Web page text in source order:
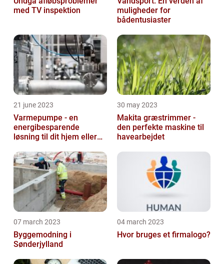
med TV inspektion
muligheder for
bådentusiaster
21 june 2023
Varmepumpe - en
energibesparende
løsning til dit hjem eller
30 may 2023
Makita græstrimmer -
den perfekte maskine til
havearbejdet
07 march 2023
Byggemodning i
Sønderjylland
04 march 2023
Hvor bruges et firmalogo?